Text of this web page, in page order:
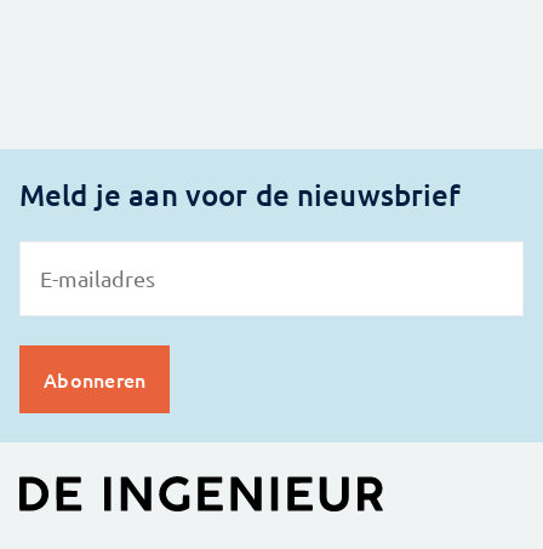
Meld je aan voor de nieuwsbrief